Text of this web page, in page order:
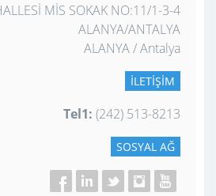
MİS SOKAK NO:11/1-3-4
ALANYA/ANTALYA
ALANYA / Antalya
İLETIŞIM
Tel1: (242) 513-8213
SOSYAL AĞ